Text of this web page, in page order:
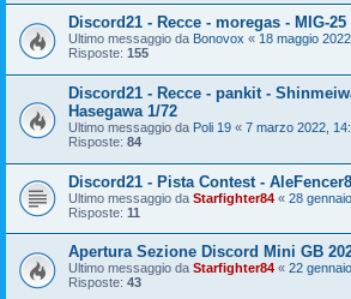
Discord21 - Recce - moregas - MIG-25
Ultimo messaggio da Bonovox « 18 maggio
Risposte: 155
Discord21 - Recce - pankit -
Hasegawa 1/72
Ultimo messaggio da Poli 19 « 7 marzo 2022,
Risposte: 84
Discord21 - Pista Contest -
Ultimo messaggio da Starfighter84 « 28
Risposte: 11
Apertura Sezione Discord Mini GB
Ultimo messaggio da Starfighter84 « 22
Risposte: 43